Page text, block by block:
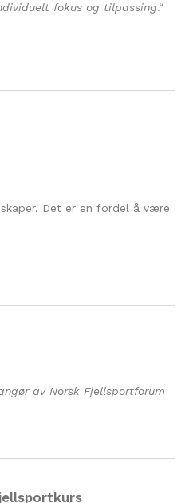
fokus og tilpassing.“
Det er en fordel å være
av Norsk Fjellsportforum